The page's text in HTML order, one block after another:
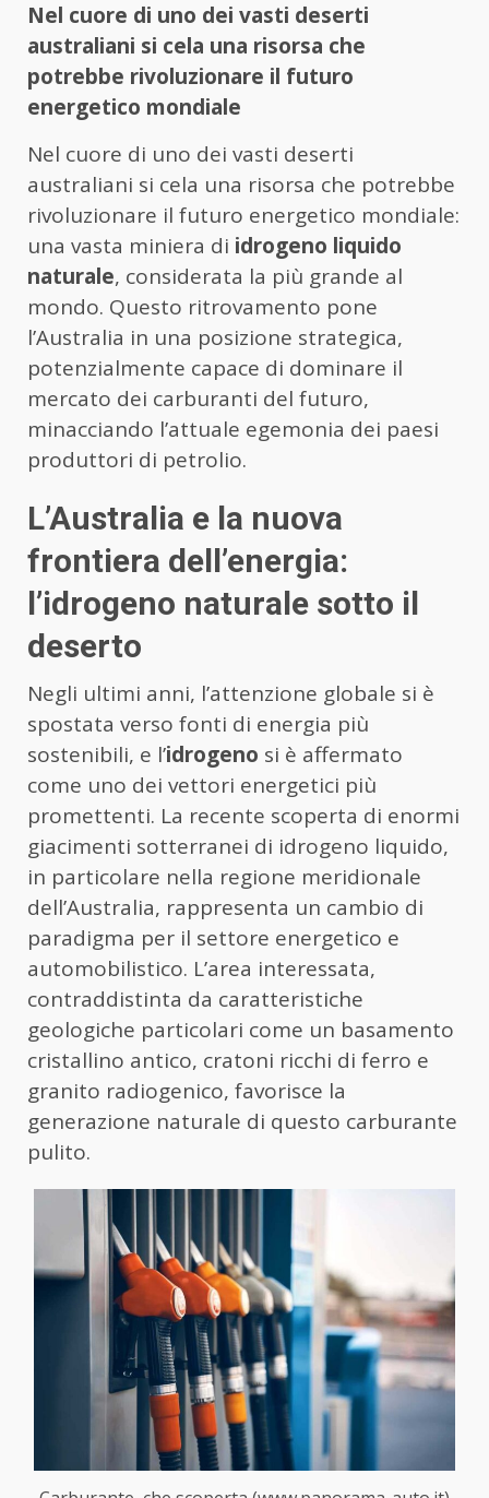
Nel cuore di uno dei vasti deserti
australiani si cela una risorsa che
potrebbe rivoluzionare il futuro
energetico mondiale
Nel cuore di uno dei vasti deserti
australiani si cela una risorsa che potrebbe
rivoluzionare il futuro energetico mondiale:
una vasta miniera di idrogeno liquido
naturale, considerata la più grande al
mondo. Questo ritrovamento pone
l’Australia in una posizione strategica,
potenzialmente capace di dominare il
mercato dei carburanti del futuro,
minacciando l’attuale egemonia dei paesi
produttori di petrolio.
L’Australia e la nuova
frontiera dell’energia:
l’idrogeno naturale sotto il
deserto
Negli ultimi anni, l’attenzione globale si è
spostata verso fonti di energia più
sostenibili, e l’idrogeno si è affermato
come uno dei vettori energetici più
promettenti. La recente scoperta di enormi
giacimenti sotterranei di idrogeno liquido,
in particolare nella regione meridionale
dell’Australia, rappresenta un cambio di
paradigma per il settore energetico e
automobilistico. L’area interessata,
contraddistinta da caratteristiche
geologiche particolari come un basamento
cristallino antico, cratoni ricchi di ferro e
granito radiogenico, favorisce la
generazione naturale di questo carburante
pulito.